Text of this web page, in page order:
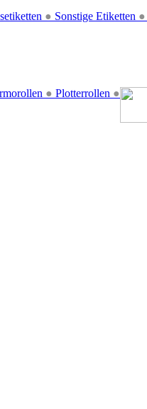
● Sonstige Etiketten ●
● Plotterrollen ●